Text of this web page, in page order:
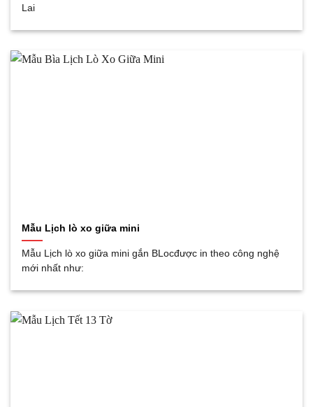
Lai
Mẫu Lịch lò xo giữa mini
Mẫu Lịch lò xo giữa mini gắn BLocđược in theo công nghệ
mới nhất như: